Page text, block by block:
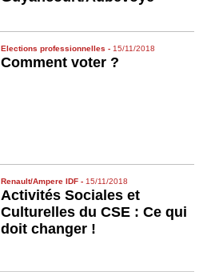
Elections professionnelles - 15/11/2018
Comment voter ?
Renault/Ampere IDF - 15/11/2018
Activités Sociales et
Culturelles du CSE : Ce qui
doit changer !